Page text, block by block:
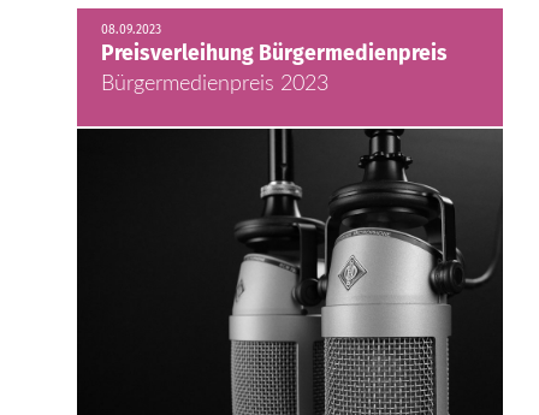
08.09.2023
Preisverleihung Bürgermedienpreis
Bürgermedienpreis 2023